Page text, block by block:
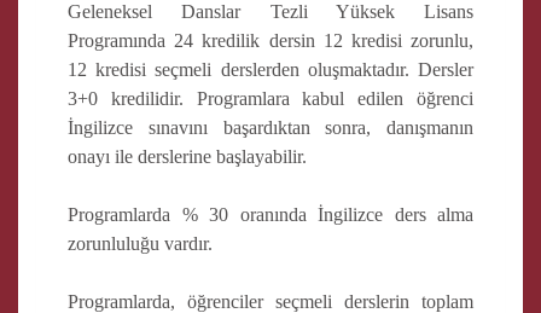
Geleneksel Danslar Tezli Yüksek Lisans
Programında 24 kredilik dersin 12 kredisi zorunlu,
12 kredisi seçmeli derslerden oluşmaktadır. Dersler
3+0 kredilidir. Programlara kabul edilen öğrenci
İngilizce sınavını başardıktan sonra, danışmanın
onayı ile derslerine başlayabilir.
Programlarda % 30 oranında İngilizce ders alma
zorunluluğu vardır.
Programlarda, öğrenciler seçmeli derslerin toplam